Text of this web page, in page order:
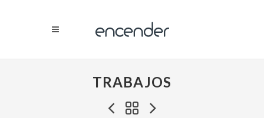
TRABAJOS